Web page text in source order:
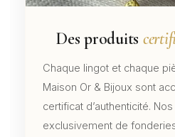
Des produits
Chaque lingot et chaque
Maison Or & Bijoux sont
certificat d’authenticité.
exclusivement de